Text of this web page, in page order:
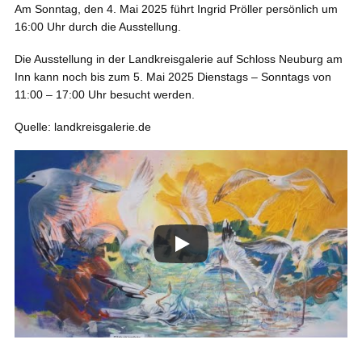
Am Sonntag, den 4. Mai 2025 führt Ingrid Pröller persönlich um
16:00 Uhr durch die Ausstellung.
Die Ausstellung in der Landkreisgalerie auf Schloss Neuburg am
Inn kann noch bis zum 5. Mai 2025 Dienstags – Sonntags von
11:00 – 17:00 Uhr besucht werden.
Quelle: landkreisgalerie.de